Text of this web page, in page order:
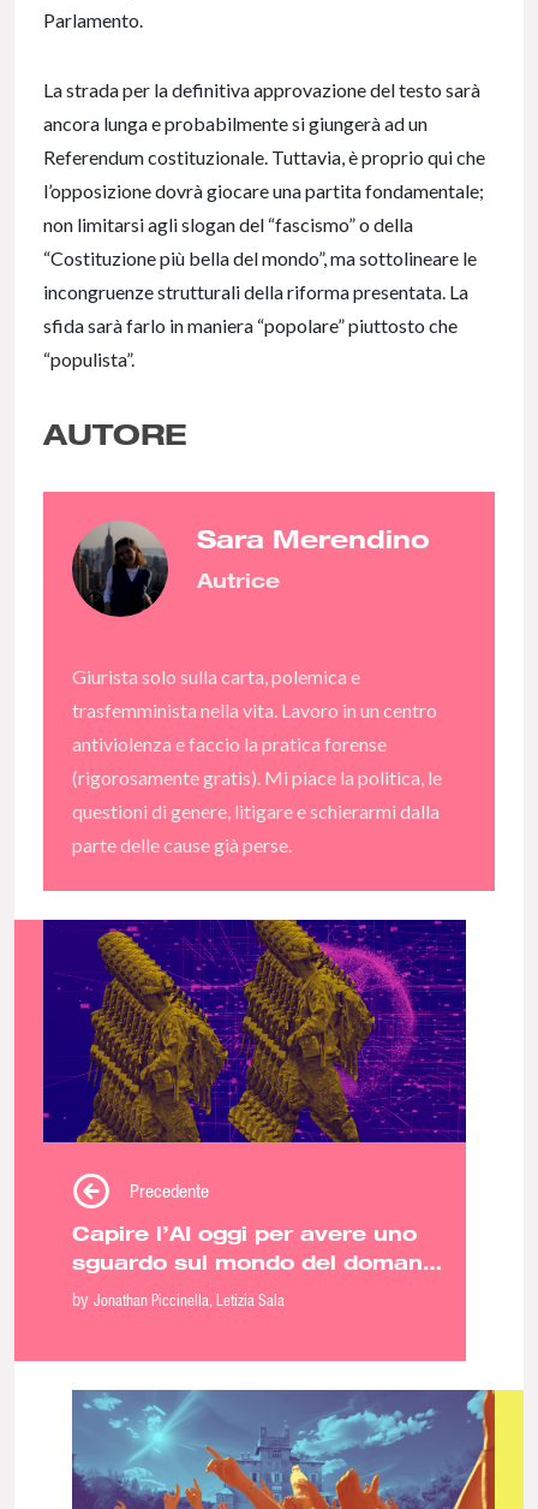
Parlamento.
La strada per la definitiva approvazione del testo sarà
ancora lunga e probabilmente si giungerà ad un
Referendum costituzionale. Tuttavia, è proprio qui che
l’opposizione dovrà giocare una partita fondamentale;
non limitarsi agli slogan del “fascismo” o della
“Costituzione più bella del mondo”, ma sottolineare le
incongruenze strutturali della riforma presentata. La
sfida sarà farlo in maniera “popolare” piuttosto che
“populista”.
AUTORE
Sara Merendino
Autrice
Giurista solo sulla carta, polemica e
trasfemminista nella vita. Lavoro in un centro
antiviolenza e faccio la pratica forense
(rigorosamente gratis). Mi piace la politica, le
questioni di genere, litigare e schierarmi dalla
parte delle cause già perse.
Precedente
Capire l’AI oggi per avere uno
sguardo sul mondo del domani:
ne parliamo con Leila Belhadj
by Jonathan Piccinella Letizia Sala